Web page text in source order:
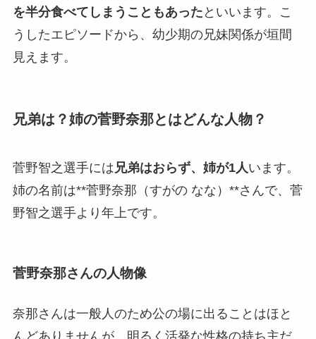
を半分食べてしまうこともあった といいます。こ
うしたエピソードから、幼少期の兄妹関係が垣間
見えます。
兄弟は？姉の菅野奈那とはどんな人物？
菅野智之選手には兄弟はおらず、姉が1人います。
姉の名前は**菅野奈那（すがの なな）**さんで、菅
野智之選手より年上です。
菅野奈那さんの人物像
奈那さんは一般人のため公の場に出ることはほと
んどありませんが、明るく活発な性格の持ち主だ